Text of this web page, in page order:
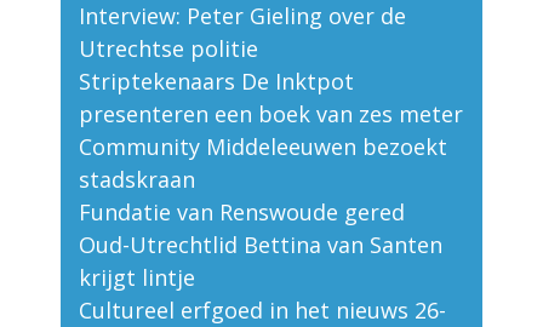
Interview: Peter Gieling over de
Utrechtse politie
Striptekenaars De Inktpot
presenteren een boek van zes meter
Community Middeleeuwen bezoekt
stadskraan
Fundatie van Renswoude gered
Oud-Utrechtlid Bettina van Santen
krijgt lintje
Cultureel erfgoed in het nieuws 26-